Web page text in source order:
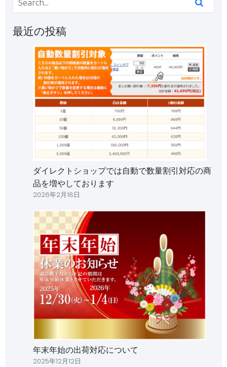
最近の投稿
ダイレクトショップでは自動で数量割引対応の商
品を増やしております
2026年2月18日
年末年始の出荷対応について
2025年12月12日